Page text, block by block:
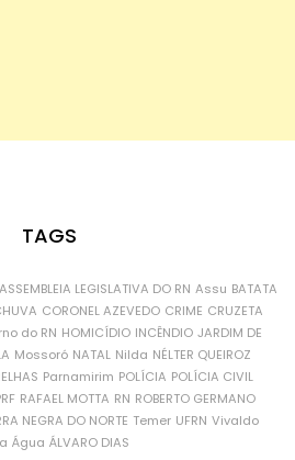
TAGS
ASSEMBLEIA LEGISLATIVA DO RN Assu BATATA
CORONEL AZEVEDO CRIME CRUZETA
do RN HOMICÍDIO INCÊNDIO JARDIM DE
Mossoró NATAL Nilda NÉLTER QUEIROZ
Parnamirim POLÍCIA POLÍCIA CIVIL
RAFAEL MOTTA RN ROBERTO GERMANO
NEGRA DO NORTE Temer UFRN Vivaldo
Água ÁLVARO DIAS